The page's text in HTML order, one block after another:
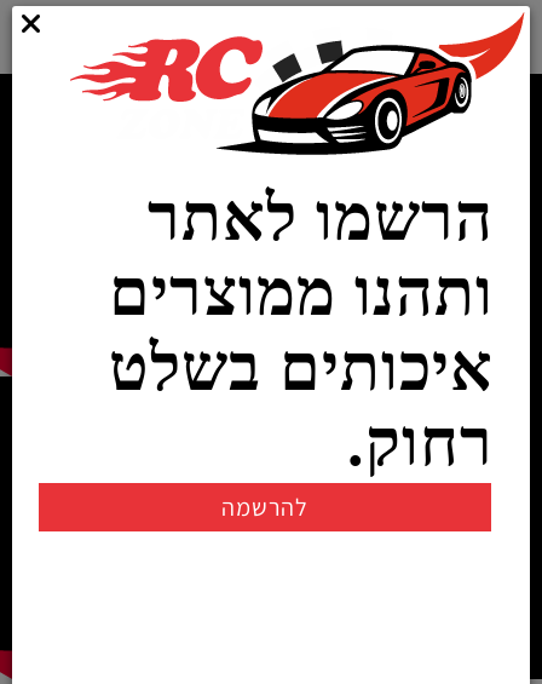
הרשמו לאתר
ותהנו ממוצרים
איכותים בשלט
רחוק.
להרשמה